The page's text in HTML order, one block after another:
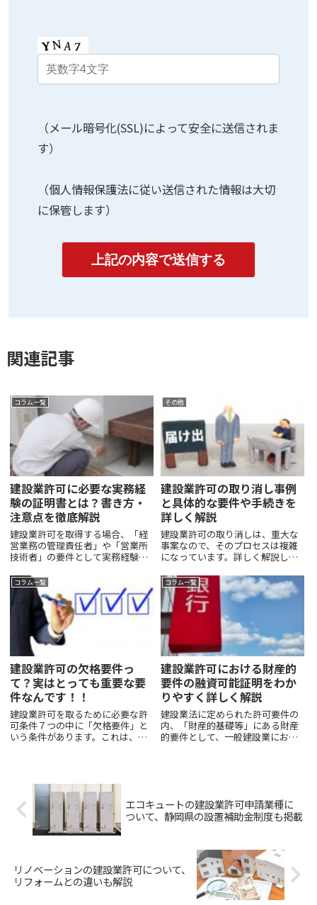
（メール暗号化(SSL)によって安全に送信されま
す）
（個人情報保護法に従い送信された情報は大切
に保管します）
関連記事
コラム一覧
建設業許可に必要な実務経
験の証明書とは？書き方・
注意点を徹底解説
建設業許可を取得する場合、「経
営業務の管理責任者」や「営業所
技術者」の要件として実務経験の
す。国家資格ではなく実務経験で
要件を満たす場合には、実務経験
証明書の内容が重要になってきま
す。実務経験証明書が必要になる
その他
建設業許可の取り消し事例
と具体的な要件や手続きを
詳しく解説
建設業許可の取り消しは、重大な
事案なので、そのプロセスは複雑
になっています。詳しく解説しま
お問い合わせについては、静岡県
の方で建設業許可に関する内容で
お願い致します。建設業許可の取
消とは建設業許可が取り消され
る...
コラム一覧
建設業許可の欠格要件っ
て？実はとっても重要な要
件なんです！！
建設業許可を取るために必要な許
可条件７つの中に「欠格要件」と
いう条件があります。これは、建
他の条件に比べ重要度は低いとみ
られがちですが、実は最も重要な
条件と言っても過言ではありませ
ん。今回はこの欠格要件とはどう
いったことか、具体的にどのよう
な内容に該当すると欠格要件に当
コラム一覧
建設業許可における財産的
要件の融資可能証明をわか
りやすく詳しく解説
建設業法に定められた許可要件の
内、「財産的基礎等」にある財産
的要件として、一般建設業におい
去...
エコキュートの建設業許可申請業種に
ついて、静岡県の設置補助金制度も掲載
リノベーションの建設業許可について、
リフォームとの違いも解説